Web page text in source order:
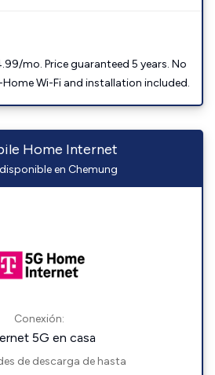
mo. Price guaranteed 5 years. No
Wi-Fi and installation included.
Home Internet
en Chemung
Conexión:
5G en casa
de descarga de hasta